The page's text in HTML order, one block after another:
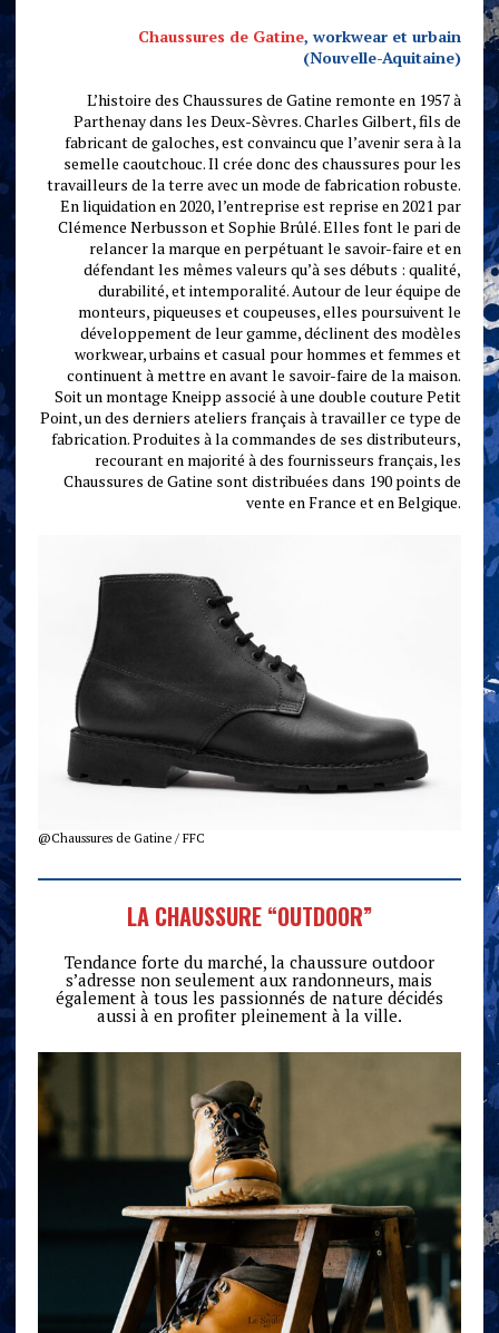
Chaussures de Gatine, workwear et urbain
(Nouvelle-Aquitaine)
L’histoire des Chaussures de Gatine remonte en 1957 à
Parthenay dans les Deux-Sèvres. Charles Gilbert, fils de
fabricant de galoches, est convaincu que l’avenir sera à la
semelle caoutchouc. Il crée donc des chaussures pour les
travailleurs de la terre avec un mode de fabrication robuste.
En liquidation en 2020, l’entreprise est reprise en 2021 par
Clémence Nerbusson et Sophie Brûlé. Elles font le pari de
relancer la marque en perpétuant le savoir-faire et en
défendant les mêmes valeurs qu’à ses débuts : qualité,
durabilité, et intemporalité. Autour de leur équipe de
monteurs, piqueuses et coupeuses, elles poursuivent le
développement de leur gamme, déclinent des modèles
workwear, urbains et casual pour hommes et femmes et
continuent à mettre en avant le savoir-faire de la maison.
Soit un montage Kneipp associé à une double couture Petit
Point, un des derniers ateliers français à travailler ce type de
fabrication. Produites à la commandes de ses distributeurs,
recourant en majorité à des fournisseurs français, les
Chaussures de Gatine sont distribuées dans 190 points de
vente en France et en Belgique.
@Chaussures de Gatine / FFC
LA CHAUSSURE “OUTDOOR”
Tendance forte du marché, la chaussure outdoor
s’adresse non seulement aux randonneurs, mais
également à tous les passionnés de nature décidés
aussi à en profiter pleinement à la ville.